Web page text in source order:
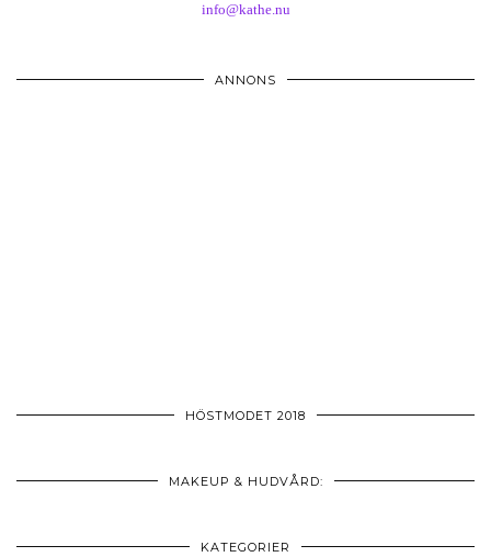
info@kathe.nu
ANNONS
HÖSTMODET 2018
MAKEUP & HUDVÅRD:
KATEGORIER